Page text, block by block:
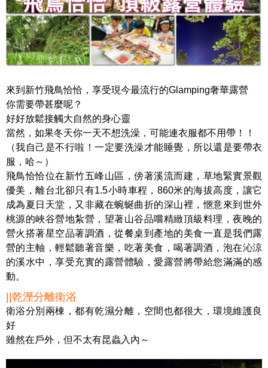
來到新竹飛鳥恰恰，享受現今最流行的Glamping奢華露營
你需要帶甚麼呢？
好好放鬆接觸大自然的身心靈
當然，如果冬天你一天不想洗澡，可能連衣服都不用帶！！
（我自己是不行啦！一定要洗澡才能睡覺，所以還是要帶衣
服，哈～）
飛鳥恰恰位在新竹五峰山區，傍著溪流而建，草地緊實景觀
優美，離台北卻只有1.5小時車程，860米的海拔高度，讓它
成為夏日天堂，又非藏在蜿蜒曲折的深山裡，愜意來到世外
桃源的峽谷營地紮營，望著山谷品嚐精緻頂級料理，夜晚的
營火搭著星空品著調酒，從餐桌到產地的美食一直是我們露
營的主軸，輕鬆聽著音樂，吃著美食，喝著調酒，泡在沁涼
的溪水中，享受充實的露營體驗，愛露營將帶給您滿滿的感
動。
||乾溼分離衛浴
衛浴分別兩棟，都有乾濕分離，空間也都很大，環境維護良
好
雖然在戶外，但不太有昆蟲入內～